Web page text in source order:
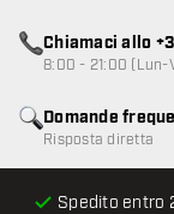
Spedito entro
Domande
Risposta diretta
Chiamaci allo
8:00 - 21:00 (Lun-